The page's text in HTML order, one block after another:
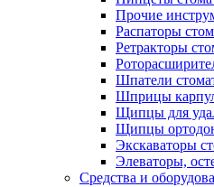
Прочие
Распаторы
Ретракторы
Шпатели
Шприцы
Щипцы для
Щипцы
Экскаваторы
Элеваторы,
Средства и